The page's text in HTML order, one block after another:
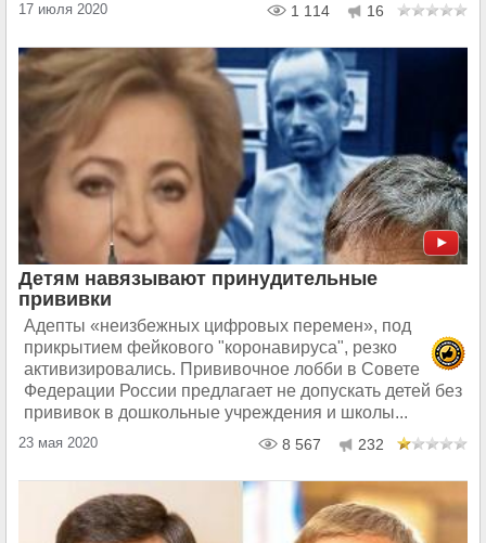
17 июля 2020 1 114 16
Детям навязывают принудительные
прививки
Адепты «неизбежных цифровых перемен», под
прикрытием фейкового "коронавируса", резко
активизировались. Прививочное лобби в Совете
Федерации России предлагает не допускать детей без
прививок в дошкольные учреждения и школы...
23 мая 2020 8 567 232